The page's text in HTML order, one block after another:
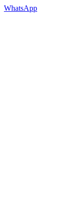
WhatsApp